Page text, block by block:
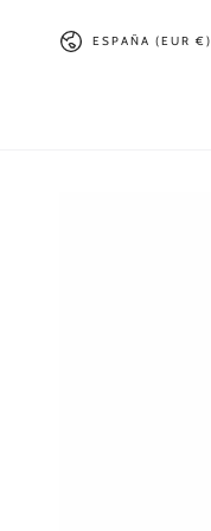
CONTENIDO
País/región
ESPAÑA (EUR €)